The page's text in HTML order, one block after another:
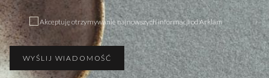
Akceptuję otrzymywanie najnowszych informacji od Arklam